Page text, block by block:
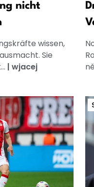
nicht
wissen,
Sie
| wjacej